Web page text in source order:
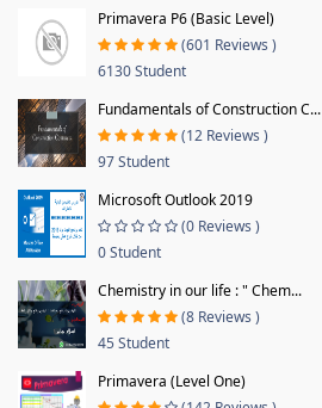
Primavera P6 (Basic Level)
(601 Reviews )
6130 Student
Fundamentals of Construction C...
(12 Reviews )
97 Student
Microsoft Outlook 2019
(0 Reviews )
0 Student
Chemistry in our life : " Chem...
(8 Reviews )
45 Student
Primavera (Level One)